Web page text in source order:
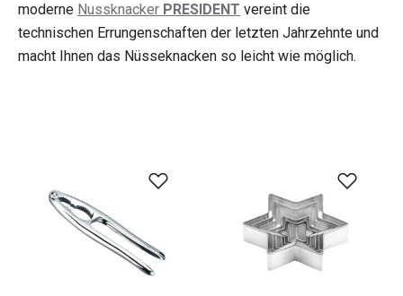
moderne Nussknacker PRESIDENT vereint die
technischen Errungenschaften der letzten Jahrzehnte und
macht Ihnen das Nüsseknacken so leicht wie möglich.